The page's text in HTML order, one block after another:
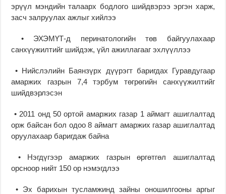
эрүүл мэндийн талаарх бодлого шийдвэрээ эргэн харж,
засч залруулах ажлыг хийлээ
• ЭХЭМҮТ-д перинатологийн төв байгуулахаар
санхүүжилтийг шийдэж, үйл ажиллагааг эхлүүллээ
• Нийслэлийн Баянзүрх дүүрэгт баригдах Гуравдугаар
амаржих газрын 7,4 тэрбум төгрөгийн санхүүжилтийг
шийдвэрлэсэн
• 2011 онд 50 ортой амаржих газар 1 аймагт ашиглалтад
орж байсан бол одоо 8 аймагт амаржих газар ашиглалтад
оруулахаар баригдаж байна
• Нэгдүгээр амаржих газрын өргөтгөл ашиглалтад
орсноор нийт 150 ор нэмэгдлээ
• Эх барихын тусламжинд зайны оношилгооны аргыг